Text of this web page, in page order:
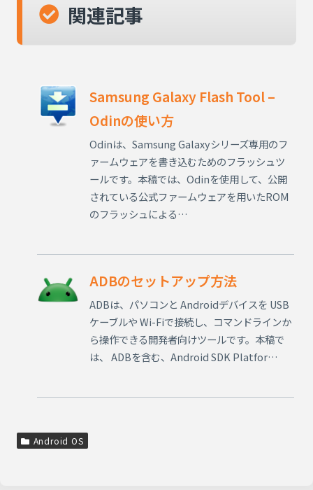
関連記事
Samsung Galaxy Flash Tool –
Odinの使い方
Odinは、Samsung Galaxyシリーズ専用のフ
ァームウェアを書き込むためのフラッシュツ
ールです。本稿では、Odinを使用して、公開
されている公式ファームウェアを用いたROM
のフラッシュによる…
ADBのセットアップ方法
ADBは、パソコンと Androidデバイスを USB
ケーブルや Wi-Fiで接続し、コマンドラインか
ら操作できる開発者向けツールです。本稿で
は、 ADBを含む、Android SDK Platfor…
Android OS